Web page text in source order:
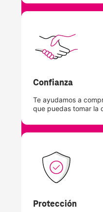
Confianza
Te ayudamos a
que puedas tomar la
Protección